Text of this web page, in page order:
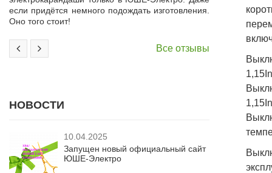
если придётся немного подождать изготовления.
Оно того стоит!
Все отзывы
НОВОСТИ
10.04.2025
Запущен новый официальный сайт
ЮШЕ-Электро